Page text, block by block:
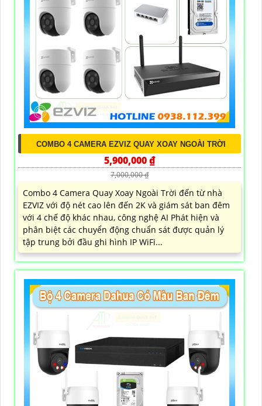
COMBO 4 CAMERA EZVIZ QUAY XOAY NGOÀI TRỜI
5,900,000 ₫
7,000,000 ₫
Combo 4 Camera Quay Xoay Ngoài Trời đến từ nhà
EZVIZ với độ nét cao lên đến 2K và giám sát ban đêm
với 4 chế độ khác nhau, công nghệ AI Phát hiện và
phân biệt các chuyển động chuẩn sát được quản lý
tập trung bởi đầu ghi hình IP WiFi...